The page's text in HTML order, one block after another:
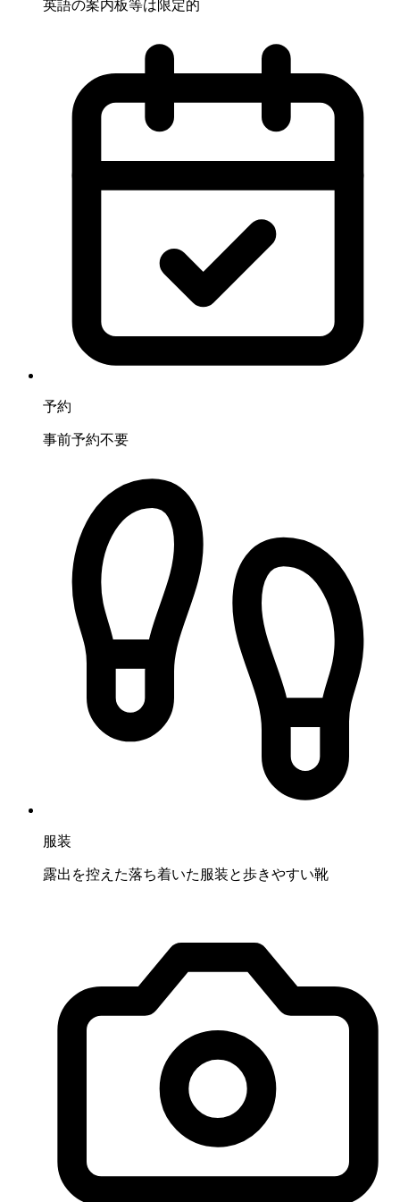
英語の案内板等は限定的
予約
事前予約不要
服装
露出を控えた落ち着いた服装と歩きやすい靴